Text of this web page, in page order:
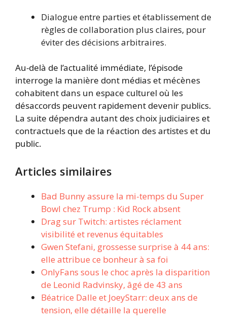
Dialogue entre parties et établissement de
règles de collaboration plus claires, pour
éviter des décisions arbitraires.
Au-delà de l’actualité immédiate, l’épisode
interroge la manière dont médias et mécènes
cohabitent dans un espace culturel où les
désaccords peuvent rapidement devenir publics.
La suite dépendra autant des choix judiciaires et
contractuels que de la réaction des artistes et du
public.
Articles similaires
Bad Bunny assure la mi-temps du Super
Bowl chez Trump : Kid Rock absent
Drag sur Twitch: artistes réclament
visibilité et revenus équitables
Gwen Stefani, grossesse surprise à 44 ans:
elle attribue ce bonheur à sa foi
OnlyFans sous le choc après la disparition
de Leonid Radvinsky, âgé de 43 ans
Béatrice Dalle et JoeyStarr: deux ans de
tension, elle détaille la querelle